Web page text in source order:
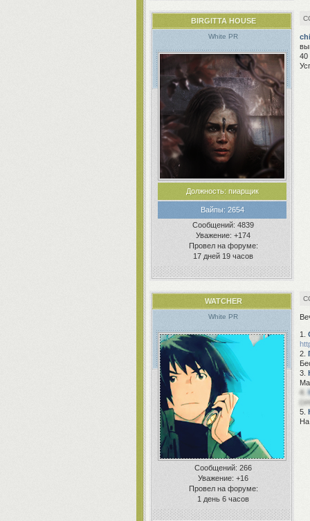
BIRGITTA HOUSE
White PR
Должность:пиарщик
Вайпы:2654
Сообщений: 4839
Уважение: +174
Провел на форуме:
17 дней 19 часов
40
WATCHER
White PR
Сообщений: 266
Уважение: +16
Провел на форуме:
1 день 6 часов
1.
2.
3.
4.
5.